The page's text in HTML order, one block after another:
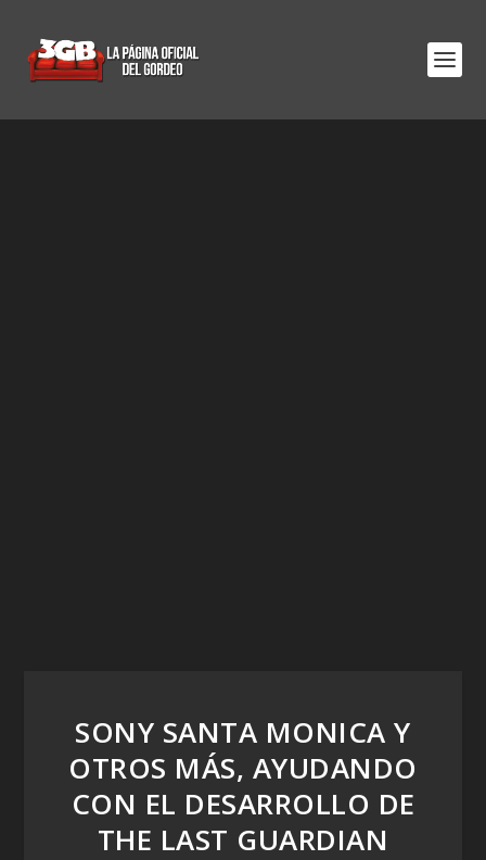
SONY SANTA MONICA Y
OTROS MÁS, AYUDANDO
CON EL DESARROLLO DE
THE LAST GUARDIAN